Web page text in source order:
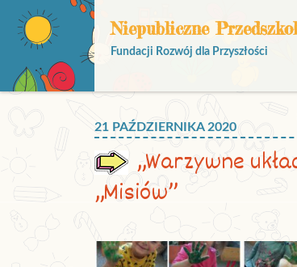
Niepubliczne
Fundacji Rozwój dla Przyszłości
21 PAŹDZIERNIKA 2020
„Warzywne
„Misiów”